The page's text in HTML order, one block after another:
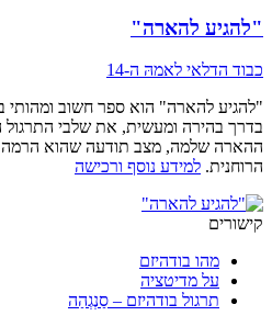
"להגיע להארה"
כבוד הדלאי לאמהּ ה-14
"להגיע להארה" הוא ספר חשוב ומהותי
בדרך בהירה ומעשית, את שלבי התרגול
ההארה שלמה, מצב תודעה שהוא הרמה
הרוחנית. למידע נוסף ורכישה
קישורים
מהו בודהיזם
על מדיטציה
תרגול בודהיזם – סַנְגְהַה